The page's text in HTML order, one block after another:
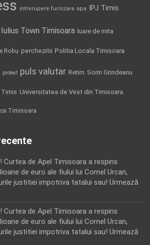
intrerupere furnizare apa IPJ Timis
Iulius Town Timisoara luare de mita
Robu perchezitii Politia Locala Timisoara
protest puls valutar Retim Sorin Grindeanu
Timis Universitatea de Vest din Timisoara
Timisoara
Curtea de Apel Timisoara a respins
de euro ale fiului lui Cornel Urcan,
justitiei impotriva tatalui sau! Urmează
Curtea de Apel Timisoara a respins
de euro ale fiului lui Cornel Urcan,
justitiei impotriva tatalui sau! Urmează